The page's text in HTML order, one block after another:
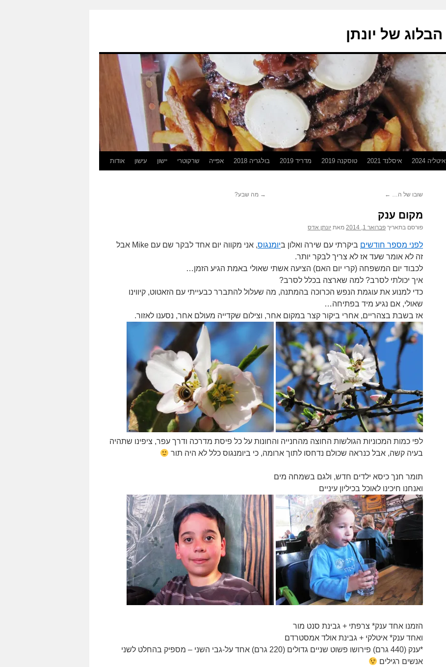
הבלוג של יונתן
אודות עישון יישון שרקוטרי אפייה בולגריה 2018 מדריד 2019 טוסקנה 2019 איסלנד 2021 איטליה 2024
→ מה שבע? שובו של ה… ←
מקום ענק
פורסם בתאריך פברואר 1, 2014 מאת יונתן אדס
לפני מספר חודשים ביקרתי עם שירה ואלון ביומנגוס
, אני מקווה יום אחד לבקר שם עם Mike אבל
זה לא אומר שעד אז לא צריך לבקר יותר.
לכבוד יום המשפחה (קרי יום האם) הציעה אשתי שאולי באמת הגיע הזמן…
איך יכולתי לסרב? למה שארצה בכלל לסרב?
כדי למנוע את עוגמת הנפש הכרוכה בהמתנה, מה שעלול להתברר כבעייתי עם הזאטוט, קיווינו
שאולי, אם נגיע מיד בפתיחה…
אז בשבת בצהריים, אחרי ביקור קצר במקום אחר, וצילום שקדייה מעולם אחר, נסענו לאזור.
לפי כמות המכוניות הגולשות החוצה מהחנייה והחונות על כל פיסת מדרכה ודרך עפר, ציפינו שתהיה
בעיה קשה, אבל כנראה שכולם נדחסו לתוך ארומה, כי ביומנגוס כלל לא היה תור
תומר חנך כיסא ילדים חדש, ולגם בשמחה מים
ואנחנו חיכינו לאוכל בכיליון עיניים
הזמנו אחד ענק* צרפתי + גבינת סנט מור
ואחד ענק* איטלקי + גבינת אולד אמסטרדם
*ענק (440 גרם) פירושו פשוט שניים גדולים (220 גרם) אחד על-גבי השני – מספיק בהחלט לשני
אנשים רגילים